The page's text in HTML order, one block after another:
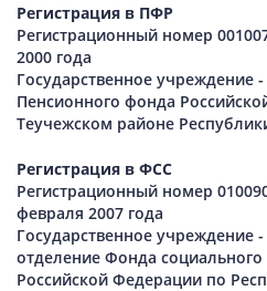
Регистрация в ПФР
Регистрационный номер
2000 года
Государственное учреждение
Пенсионного фонда
Теучежском районе
Регистрация в ФСС
Регистрационный номер
февраля 2007 года
Государственное учреждение
отделение Фонда социального
Российской Федерации по